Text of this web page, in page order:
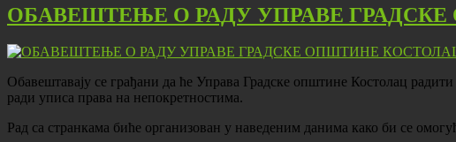
ОБАВЕШТЕЊЕ О РАДУ УПРАВЕ
Обавештавају се грађани да ће Управа Градске општине Костолац
ради уписа права на непокретностима.
Рад са странкама биће организован у наведеним данима како би се